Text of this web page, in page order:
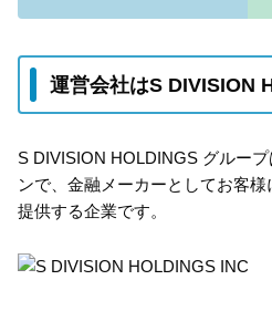
運営会社はS DIVISION
S DIVISION HOLDINGS グルー
ンで、金融メーカーとしてお客
提供する企業です。